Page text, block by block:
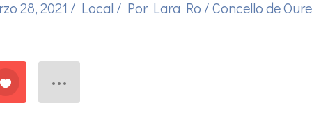
28, 2021 / Local / Por Lara Ro /Concello de